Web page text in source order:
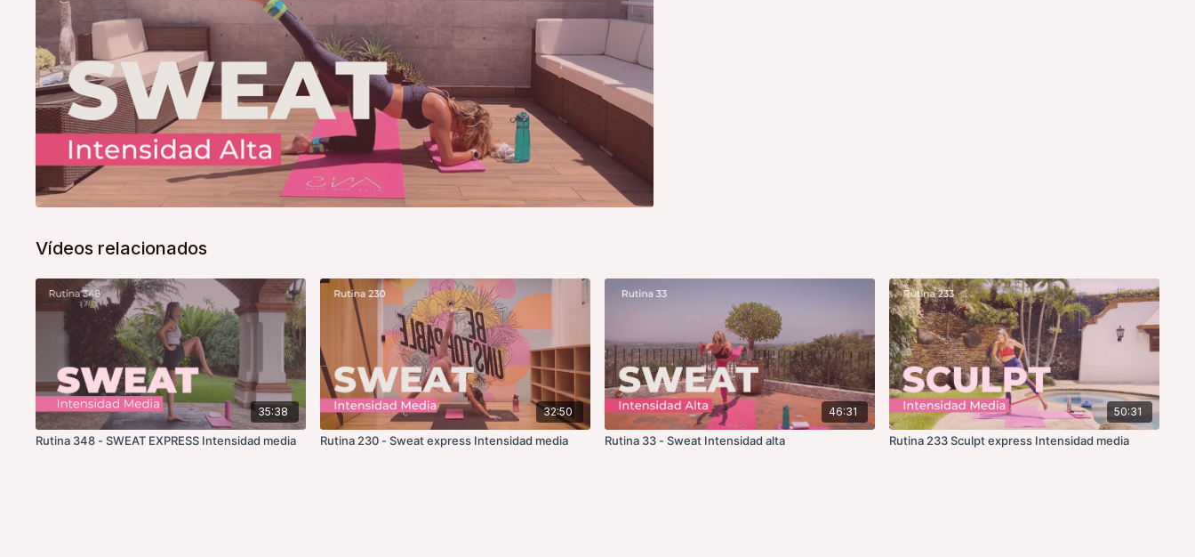
Vídeos relacionados
35:38
Rutina 348 - SWEAT EXPRESS Intensidad media
32:50
Rutina 230 - Sweat express Intensidad media
46:31
Rutina 33 - Sweat Intensidad alta
50:31
Rutina 233 Sculpt express Intensidad media